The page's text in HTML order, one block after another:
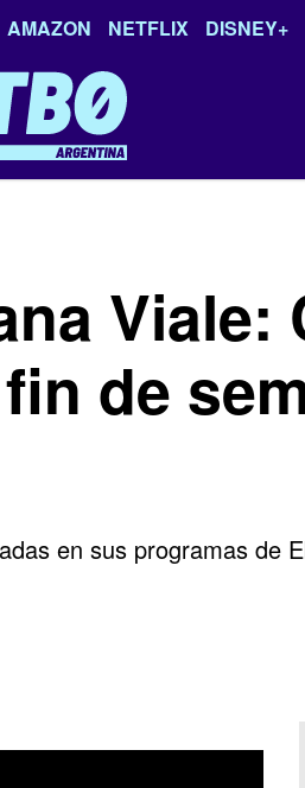
AMAZON NETFLIX DISNEY+
Viale:
de
en sus programas de